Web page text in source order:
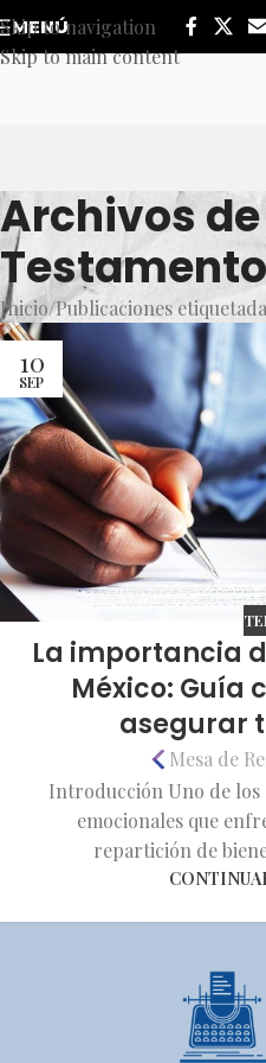
Skip to navigation
Skip to main content
MENÚ
Archivos
Testamento
Inicio Publicaciones
10
SEP
La importancia
México: Guía
asegurar
Mesa de
Introducción Uno de los
emocionales que
repartición de